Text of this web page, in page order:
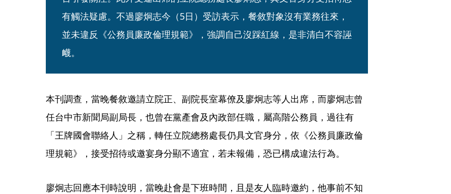
有觸法疑慮。不過廖炯志今（5日）受訪表示，餐敘對象沒有業務往來，
並未違反《公務員廉政倫理規範》，強調自己沒踩紅線，是非清白不容誣
衊。
本刊調查，當晚餐敘邀請立院正、副院長室幕僚及廖炯志等人出席，而廖炯志曾
任台中市新聞局副局長，也曾在黨產會及內政部任職，屬高階公務員，過往有
「王牌國會聯絡人」之稱，轉任立院總務處長仍具文官身分，依《公務員廉政倫
理規範》，接受招待或邀宴身分顯不適宜，若未報備，恐已構成違法行為。
廖炯志回應本刊時說明，當晚赴會是下班時間，且是友人臨時邀約，他事前不知